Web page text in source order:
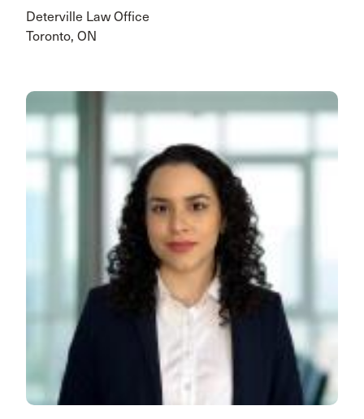
Deterville Law Office
Toronto, ON